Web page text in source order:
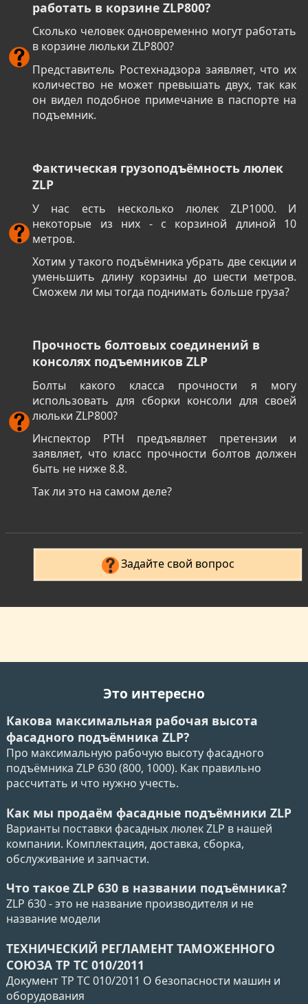
работать в корзине ZLP800?
Сколько человек одновременно могут работать
в корзине люльки ZLP800?
Представитель Ростехнадзора заявляет, что их
количество не может превышать двух, так как
он видел подобное примечание в паспорте на
подъемник.
Фактическая грузоподъёмность люлек
ZLP
У нас есть несколько люлек ZLP1000. И
некоторые из них - с корзиной длиной 10
метров.
Хотим у такого подъёмника убрать две секции и
уменьшить длину корзины до шести метров.
Сможем ли мы тогда поднимать больше груза?
Прочность болтовых соединений в
консолях подъемников ZLP
Болты какого класса прочности я могу
использовать для сборки консоли для своей
люльки ZLP800?
Инспектор РТН предъявляет претензии и
заявляет, что класс прочности болтов должен
быть не ниже 8.8.
Так ли это на самом деле?
Задайте свой вопрос
Это интересно
Какова максимальная рабочая высота
фасадного подъёмника ZLP?
Про максимальную рабочую высоту фасадного
подъёмника ZLP 630 (800, 1000). Как правильно
рассчитать и что нужно учесть.
Как мы продаём фасадные подъёмники ZLP
Варианты поставки фасадных люлек ZLP в нашей
компании. Комплектация, доставка, сборка,
обслуживание и запчасти.
Что такое ZLP 630 в названии подъёмника?
ZLP 630 - это не название производителя и не
название модели
ТЕХНИЧЕСКИЙ РЕГЛАМЕНТ ТАМОЖЕННОГО
СОЮЗА ТР ТС 010/2011
Документ ТР ТС 010/2011 О безопасности машин и
оборудования